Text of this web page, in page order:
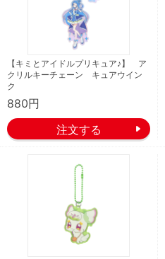
【キミとアイドルプリキュア♪】 ア
クリルキーチェーン キュアウイン
ク
880円